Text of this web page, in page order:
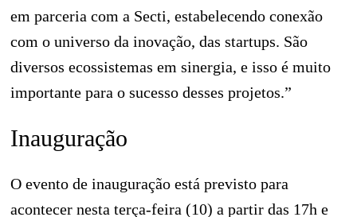
em parceria com a Secti, estabelecendo conexão
com o universo da inovação, das startups. São
diversos ecossistemas em sinergia, e isso é muito
importante para o sucesso desses projetos.”
Inauguração
O evento de inauguração está previsto para
acontecer nesta terça-feira (10) a partir das 17h e